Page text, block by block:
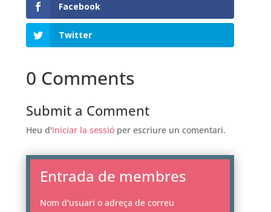
Facebook
Twitter
0 Comments
Submit a Comment
Heu d'iniciar la sessió per escriure un comentari.
Entrada de membres
Nom d'usuari o adreça de correu